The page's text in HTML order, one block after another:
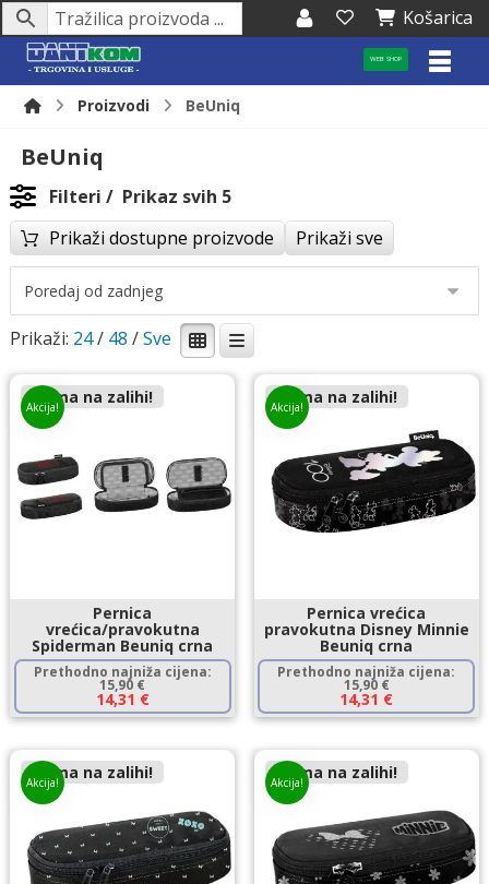
Košarica
WEB SHOP
Proizvodi BeUniq
BeUniq
Filteri
Prikaz svih 5
Prikaži dostupne proizvode
Prikaži sve
Prikaži: 24/ 48 /
Nema na zalihi!
Pernica
vrećica/pravokutna
Spiderman Beuniq crna
Prethodno najniža cijena:
15,90 €
14,31 €
Akcija! Nema na zalihi!
Pernica vrećica
pravokutna Disney Minnie
Beuniq crna
Prethodno najniža cijena:
15,90 €
14,31 €
Akcija!
Nema na zalihi!
Akcija! Nema na zalihi!
Akcija!